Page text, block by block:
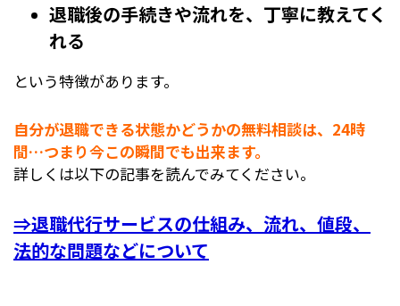
退職後の手続きや流れを、丁寧に教えてく
れる
という特徴があります。
自分が退職できる状態かどうかの無料相談は、24時
間…つまり今この瞬間でも出来ます。
詳しくは以下の記事を読んでみてください。
⇒退職代行サービスの仕組み、流れ、値段、
法的な問題などについて